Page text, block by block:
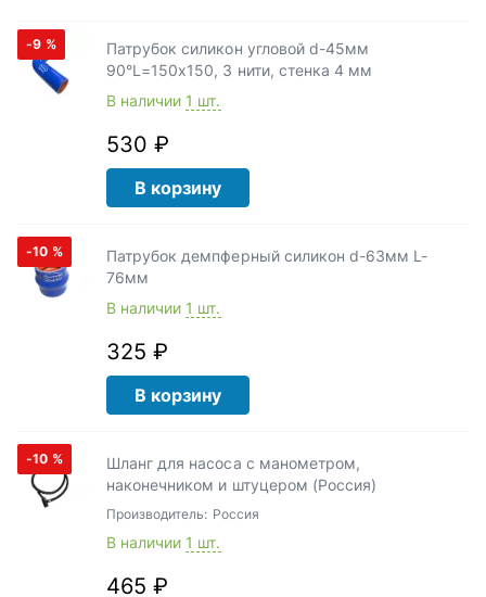
-9 %
Патрубок силикон угловой d-45мм
90°L=150х150, 3 нити, стенка 4 мм
В наличии 1 шт.
530 ₽
В корзину
-10 %
Патрубок демпферный силикон d-63мм L-
76мм
В наличии 1 шт.
325 ₽
В корзину
-10 %
Шланг для насоса с манометром,
наконечником и штуцером (Россия)
Производитель: Россия
В наличии 1 шт.
465 ₽